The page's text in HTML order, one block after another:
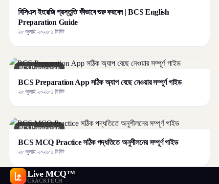
বিসিএস ইংরেজি প্রস্তুতি কীভাবে শুরু করবেন | BCS English
Preparation Guide
২৮ জুলাই ২০২৬·১ মিনিট
BCS Preparation
BCS Preparation App সঠিক অ্যাপ বেছে নেওয়ার সম্পূর্ণ গাইড
২৮ জুলাই ২০২৬·১ মিনিট
BCS Preparation
BCS MCQ Practice সঠিক পদ্ধতিতে অনুশীলনের সম্পূর্ণ গাইড
২৮ জুলাই ২০২৬·১ মিনিট
Live MCQ™
CRACKTECH